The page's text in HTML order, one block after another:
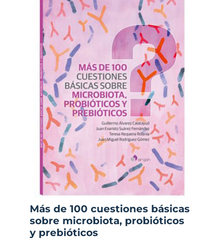
Más de 100 cuestiones básicas
sobre microbiota, probióticos
y prebióticos